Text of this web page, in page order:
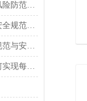
快速温变试验箱运行维护与风险防范要点
快速温变试验箱日常操作与安全规范指南
快速温变试验箱的日常操作规范与安全预防措施
快速温变试验箱压缩机是如何实现每分钟迅速升降温